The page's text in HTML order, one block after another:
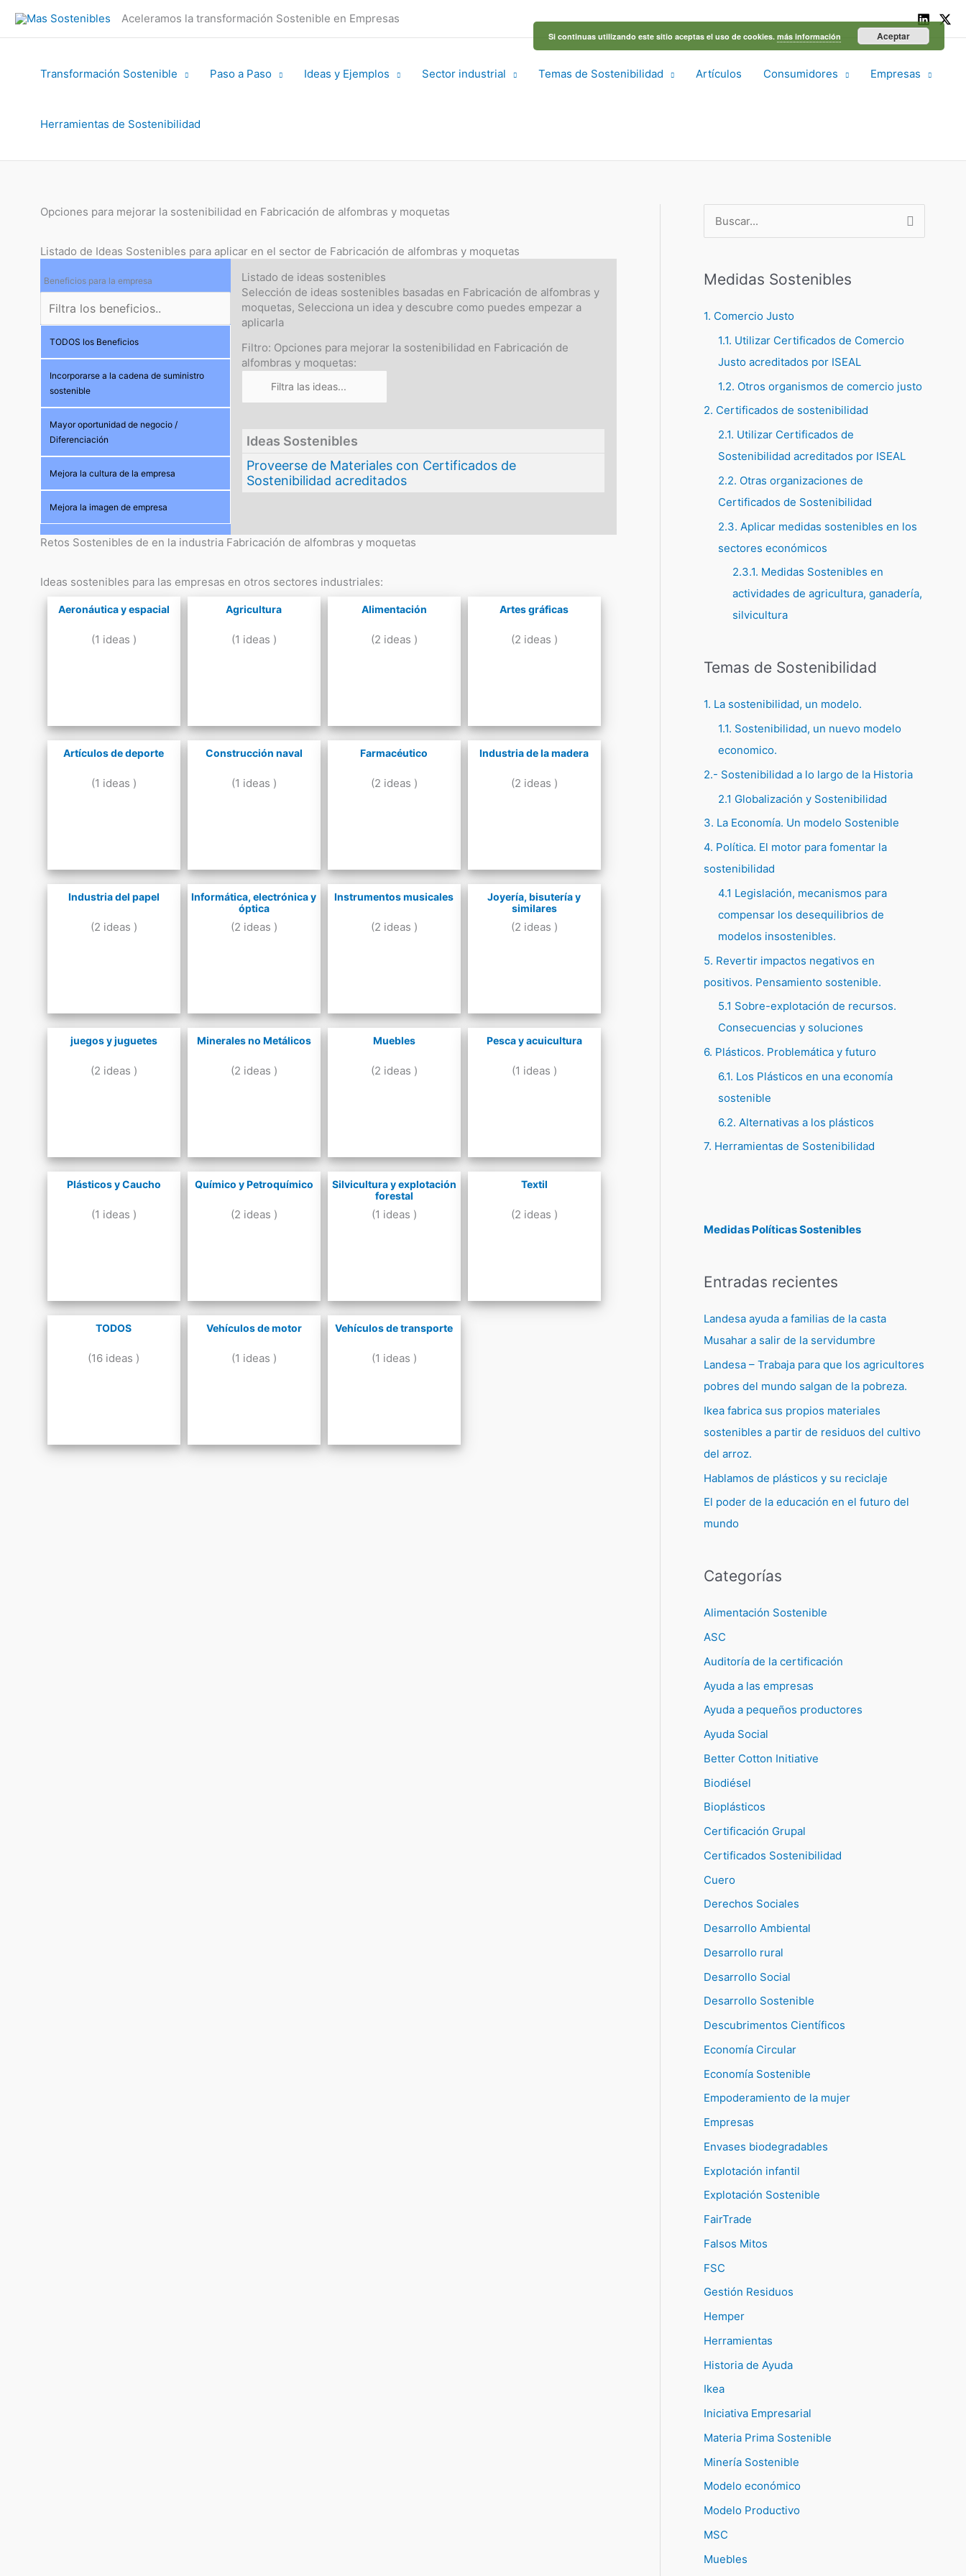
contenido
Aceleramos la transformación Sostenible en Empresas
Transformación Sostenible Paso a Paso Ideas y Ejemplos Sector industrial Temas de Sostenibilidad Artículos Consumidores Empresas
Herramientas de Sostenibilidad
Opciones para mejorar la sostenibilidad en Fabricación de alfombras y moquetas
Listado de Ideas Sostenibles para aplicar en el sector de Fabricación de alfombras y moquetas
Beneficios para la empresa
TODOS los Beneficios
Incorporarse a la cadena de suministro
sostenible
Mayor oportunidad de negocio /
Diferenciación
Mejora la cultura de la empresa
Mejora la imagen de empresa
Listado de ideas sostenibles
Selección de ideas sostenibles basadas en Fabricación de alfombras y
moquetas, Selecciona un idea y descubre como puedes empezar a
aplicarla
Filtro: Opciones para mejorar la sostenibilidad en Fabricación de
alfombras y moquetas:
Ideas Sostenibles
Proveerse de Materiales con Certificados de
Sostenibilidad acreditados
Retos Sostenibles de en la industria Fabricación de alfombras y moquetas
Ideas sostenibles para las empresas en otros sectores industriales:
Aeronáutica y espacial
(1 ideas )
Agricultura
(1 ideas )
Alimentación
(2 ideas )
Artes gráficas
(2 ideas )
Artículos de deporte
(1 ideas )
Construcción naval
(1 ideas )
Farmacéutico
(2 ideas )
Industria de la madera
(2 ideas )
Industria del papel
(2 ideas )
Informática, electrónica y
óptica
(2 ideas )
Instrumentos musicales
(2 ideas )
Joyería, bisutería y
similares
(2 ideas )
juegos y juguetes
(2 ideas )
Minerales no Metálicos
(2 ideas )
Muebles
(2 ideas )
Pesca y acuicultura
(1 ideas )
Plásticos y Caucho
(1 ideas )
Químico y Petroquímico
(2 ideas )
Silvicultura y explotación
forestal
(1 ideas )
Textil
(2 ideas )
TODOS
(16 ideas )
Vehículos de motor
(1 ideas )
Vehículos de transporte
(1 ideas )
u
c
r
:
Medidas Sostenibles
1. Comercio Justo
1.1. Utilizar Certificados de Comercio
Justo acreditados por ISEAL
1.2. Otros organismos de comercio justo
2. Certificados de sostenibilidad
2.1. Utilizar Certificados de
Sostenibilidad acreditados por ISEAL
2.2. Otras organizaciones de
Certificados de Sostenibilidad
2.3. Aplicar medidas sostenibles en los
sectores económicos
2.3.1. Medidas Sostenibles en
actividades de agricultura, ganadería,
silvicultura
Temas de Sostenibilidad
1. La sostenibilidad, un modelo.
1.1. Sostenibilidad, un nuevo modelo
economico.
2.- Sostenibilidad a lo largo de la Historia
2.1 Globalización y Sostenibilidad
3. La Economía. Un modelo Sostenible
4. Política. El motor para fomentar la
sostenibilidad
4.1 Legislación, mecanismos para
compensar los desequilibrios de
modelos insostenibles.
5. Revertir impactos negativos en
positivos. Pensamiento sostenible.
5.1 Sobre-explotación de recursos.
Consecuencias y soluciones
6. Plásticos. Problemática y futuro
6.1. Los Plásticos en una economía
sostenible
6.2. Alternativas a los plásticos
7. Herramientas de Sostenibilidad
Medidas Políticas Sostenibles
Entradas recientes
Landesa ayuda a familias de la casta
Musahar a salir de la servidumbre
Landesa – Trabaja para que los agricultores
pobres del mundo salgan de la pobreza.
Ikea fabrica sus propios materiales
sostenibles a partir de residuos del cultivo
del arroz.
Hablamos de plásticos y su reciclaje
El poder de la educación en el futuro del
mundo
Categorías
Alimentación Sostenible
ASC
Auditoría de la certificación
Ayuda a las empresas
Ayuda a pequeños productores
Ayuda Social
Better Cotton Initiative
Biodiésel
Bioplásticos
Certificación Grupal
Certificados Sostenibilidad
Cuero
Derechos Sociales
Desarrollo Ambiental
Desarrollo rural
Desarrollo Social
Desarrollo Sostenible
Descubrimentos Científicos
Economía Circular
Economía Sostenible
Empoderamiento de la mujer
Empresas
Envases biodegradables
Explotación infantil
Explotación Sostenible
FairTrade
Falsos Mitos
FSC
Gestión Residuos
Hemper
Herramientas
Historia de Ayuda
Ikea
Iniciativa Empresarial
Materia Prima Sostenible
Minería Sostenible
Modelo económico
Modelo Productivo
MSC
Muebles
Si continuas utilizando este sitio aceptas el uso de cookies. más información Aceptar